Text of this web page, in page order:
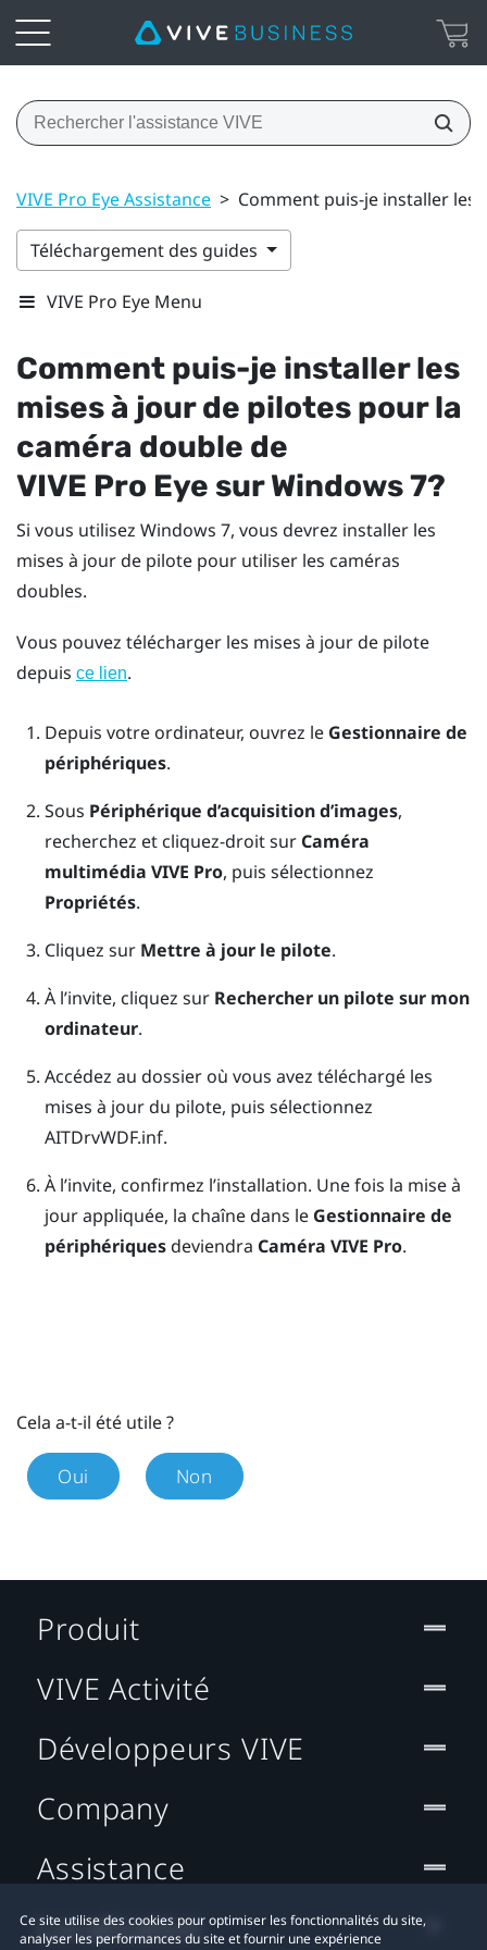
VIVE Pro Eye Assistance > Comment puis-je installer les
Téléchargement des guides
VIVE Pro Eye Menu
Comment puis-je installer les
mises à jour de pilotes pour la
caméra double de
VIVE Pro Eye surWindows7?
Si vous utilisez Windows 7, vous devrez installer les
mises à jour de pilote pour utiliser les caméras
doubles.
Vous pouvez télécharger les mises à jour de pilote
depuis ce lien.
Depuis votre ordinateur, ouvrez le Gestionnaire de
périphériques.
Sous Périphérique d’acquisition d’images,
recherchez et cliquez-droit sur Caméra
multimédia VIVE Pro, puis sélectionnez
Propriétés.
Cliquez sur Mettre à jour le pilote.
À l’invite, cliquez sur Rechercher un pilote sur mon
ordinateur.
Accédez au dossier où vous avez téléchargé les
mises à jour du pilote, puis sélectionnez
AITDrvWDF.inf.
À l’invite, confirmez l’installation. Une fois la mise à
jour appliquée, la chaîne dans le Gestionnaire de
périphériquesdeviendra Caméra VIVE Pro.
Cela a-t-il été utile ?
Oui Non
Ce site utilise des cookies pour optimiser les fonctionnalités du site,
analyser les performances du site et fournir une expérience
Produit
VIVE Activité
Développeurs VIVE
Company
Assistance
Localisation